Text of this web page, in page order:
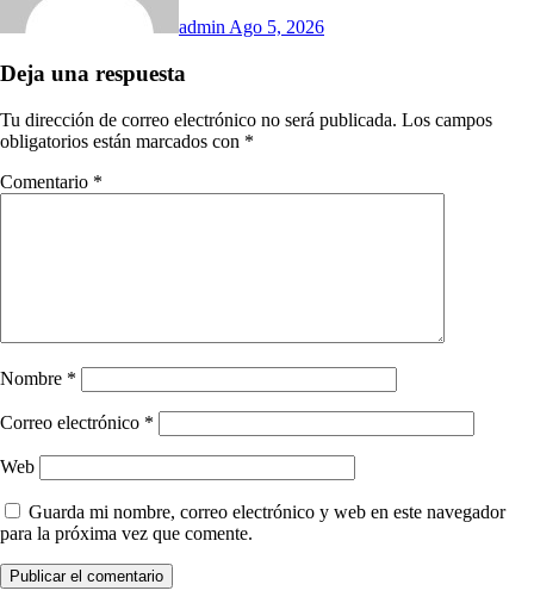
admin Ago 5, 2026
Deja una respuesta
Tu dirección de correo electrónico no será publicada. Los campos
obligatorios están marcados con *
Comentario *
Nombre *
Correo electrónico *
Web
Guarda mi nombre, correo electrónico y web en este navegador
para la próxima vez que comente.